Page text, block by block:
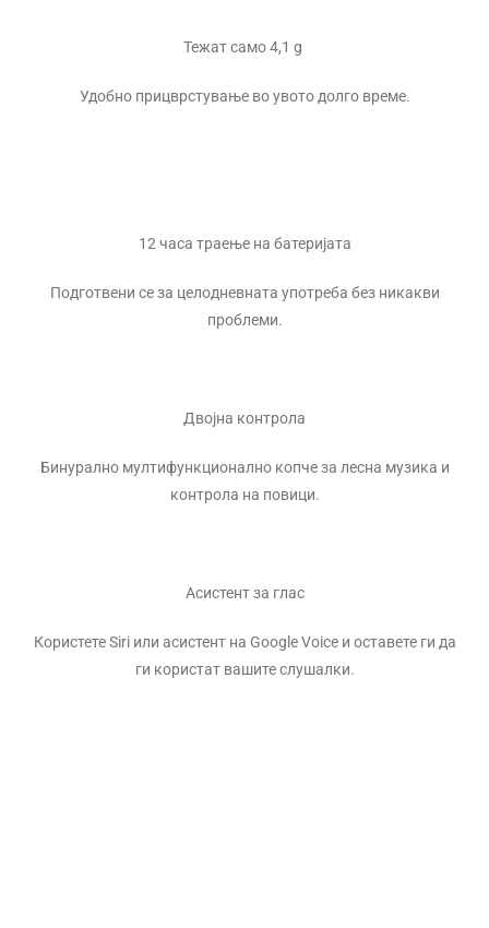
Тежат само 4,1 g
Удобно прицврстување во увото долго време.
12 часа траење на батеријата
Подготвени се за целодневната употреба без никакви
проблеми.
Двојна контрола
Бинурално мултифункционално копче за лесна музика и
контрола на повици.
Асистент за глас
Користете Siri или асистент на Google Voice и оставете ги да
ги користат вашите слушалки.